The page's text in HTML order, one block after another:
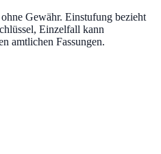
Gewähr. Einstufung bezieht
Einzelfall kann
amtlichen Fassungen.